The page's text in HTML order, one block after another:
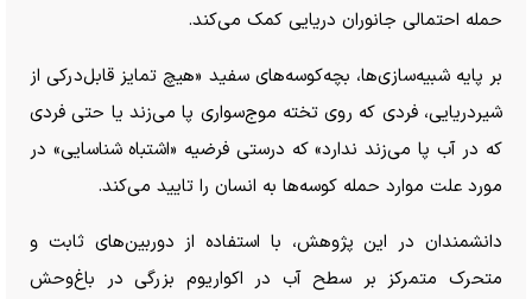
حمله احتمالی جانوران دریایی کمک می‌کند.
بر پایه شبیه‌سازی‌ها، بچه‌کوسه‌های سفید «هیچ تمایز قابل‌درکی از
شیردریایی، فردی که روی تخته موج‌سواری پا می‌زند یا حتی فردی
که در آب پا می‌زند ندارد» که درستی فرضیه «اشتباه شناسایی» در
مورد علت موارد حمله کوسه‌ها به انسان را تایید می‌کند.
دانشمندان در این پژوهش، با استفاده از دوربین‌های ثابت و
متحرک متمرکز بر سطح آب در اکواریوم بزرگی در باغ‌وحش